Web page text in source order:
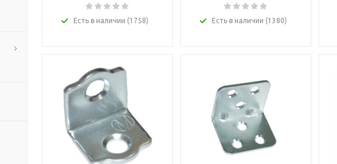
Есть в наличии (1758) Есть в наличии (1380)